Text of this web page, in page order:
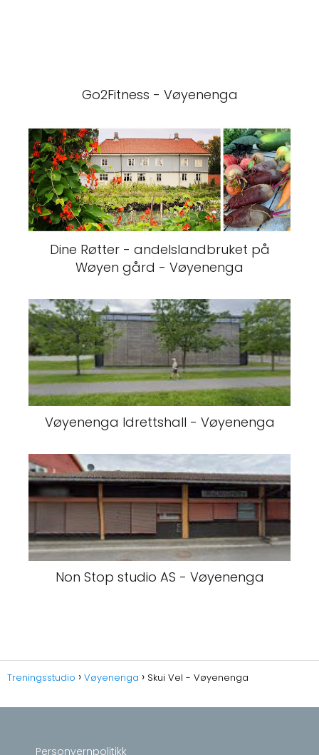
Go2Fitness - Vøyenenga
Dine Røtter - andelslandbruket på
Wøyen gård - Vøyenenga
Vøyenenga Idrettshall - Vøyenenga
Non Stop studio AS - Vøyenenga
Treningsstudio Vøyenenga Skui Vel - Vøyenenga
Personvernpolitikk